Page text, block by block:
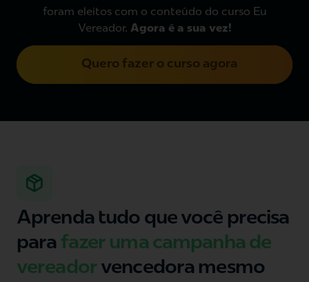
foram eleitos com o conteúdo do curso Eu
Vereador. Agora é a sua vez!
Quero fazer o curso agora
Aprenda tudo que você precisa
para fazer uma campanha de
vereadorvencedora mesmo